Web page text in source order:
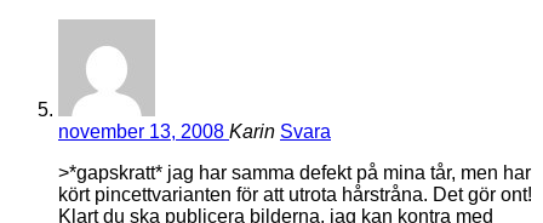
november 13, 2008 Karin Svara
>*gapskratt* jag har samma defekt på mina tår, men har
kört pincettvarianten för att utrota hårstråna. Det gör ont!
Klart du ska publicera bilderna, jag kan kontra med